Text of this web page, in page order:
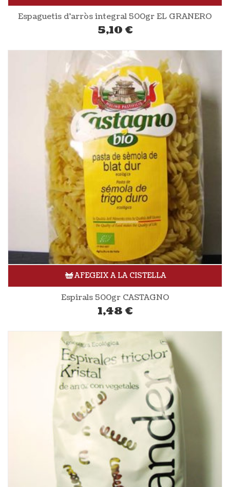
Espaguetis d’arròs integral 500gr EL GRANERO
5,10 €
AFEGEIX A LA CISTELLA
Espirals 500gr CASTAGNO
1,48 €